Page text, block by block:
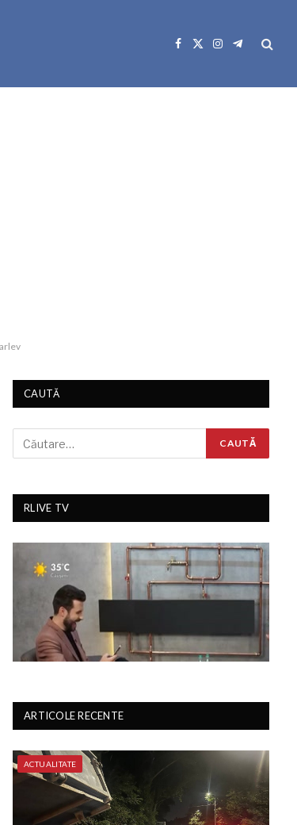
Facebook
X
Instagram
Telegram
CAUTĂ
RLIVE TV
ARTICOLE RECENTE
ACTUALITATE